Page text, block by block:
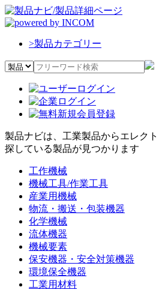
>製品カテゴリー
製品ナビは、工業製品からエレク
探している製品が見つかります
工作機械
機械工具/作業工具
産業用機械
物流・搬送・包装機器
化学機械
流体機器
機械要素
保安機器・安全対策機器
環境保全機器
工業用材料